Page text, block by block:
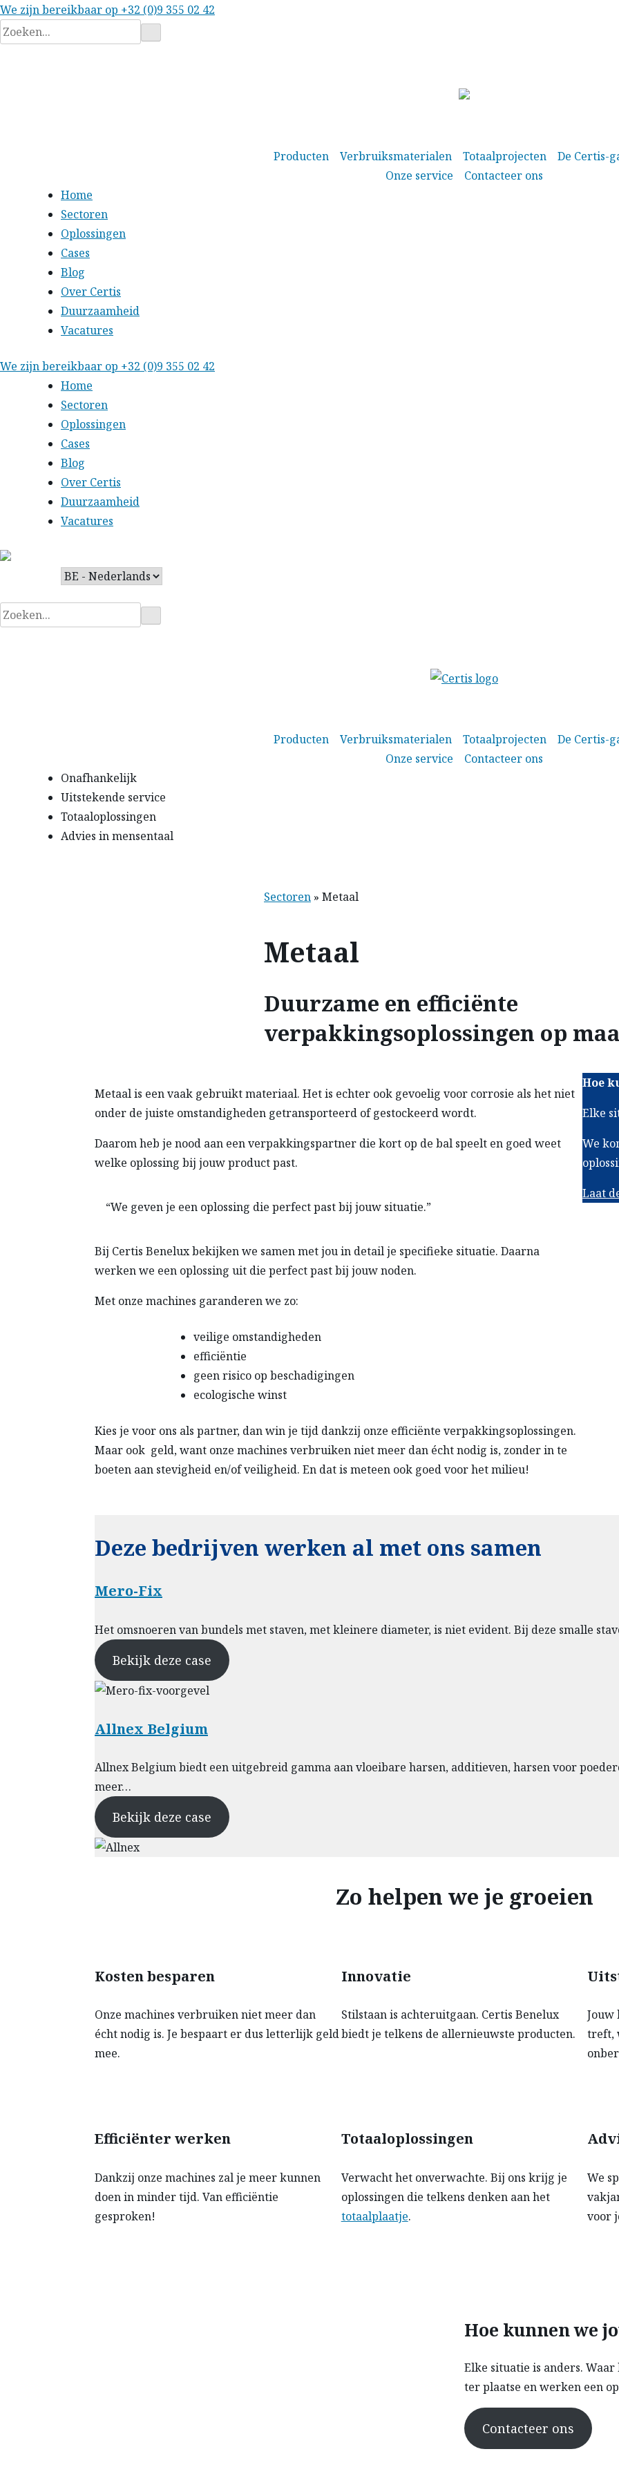
We zijn bereikbaar op +32 (0)9 355 02 42
Zoeken
naar:
Producten Verbruiksmaterialen Totaalprojecten
De Certis-
Onze service
Contacteer ons
Home
Sectoren
Oplossingen
Cases
Blog
Over Certis
Duurzaamheid
Vacatures
Skip
We zijn bereikbaar op +32 (0)9 355 02 42
Home
Sectoren
Oplossingen
Cases
Blog
Over Certis
Duurzaamheid
Vacatures
Zoeken
naar:
Producten Verbruiksmaterialen Totaalprojecten
De Certis-
Onze service
Contacteer ons
Onafhankelijk
Uitstekende service
Totaaloplossingen
Advies in mensentaal
Sectoren » Metaal
Metaal
Duurzame en efficiënte
verpakkingsoplossingen op
Metaal is een vaak gebruikt materiaal. Het is echter ook gevoelig voor corrosie als het niet
onder de juiste omstandigheden getransporteerd of gestockeerd wordt.
Daarom heb je nood aan een verpakkingspartner die kort op de bal speelt en goed weet
welke oplossing bij jouw product past.
“We geven je een oplossing die perfect past bij jouw situatie.”
Bij Certis Benelux bekijken we samen met jou in detail je specifieke situatie. Daarna
werken we een oplossing uit die perfect past bij jouw noden.
Met onze machines garanderen we zo:
veilige omstandigheden
efficiëntie
geen risico op beschadigingen
ecologische winst
Kies je voor ons als partner, dan win je tijd dankzij onze efficiënte verpakkingsoplossingen.
Maar ook geld, want onze machines verbruiken niet meer dan écht nodig is, zonder in te
boeten aan stevigheid en/of veiligheid. En dat is meteen ook goed voor het milieu!
Hoe
Elke
We
Laat
Deze bedrijven werken al met ons samen
Mero-Fix
Het omsnoeren van bundels met staven, met kleinere diameter, is niet evident. Bij deze smalle
Bekijk deze case
Allnex Belgium
Allnex Belgium biedt een uitgebreid gamma aan vloeibare harsen, additieven, harsen voor
meer…
Bekijk deze case
Zo helpen we je groeien
Kosten besparen
Onze machines verbruiken niet meer dan
écht nodig is. Je bespaart er dus letterlijk geld
mee.
Innovatie
Stilstaan is achteruitgaan. Certis Benelux
biedt je telkens de allernieuwste producten.
Jouw
treft,
Efficiënter werken
Dankzij onze machines zal je meer kunnen
doen in minder tijd. Van efficiëntie
gesproken!
Totaaloplossingen
Verwacht het onverwachte. Bij ons krijg je
oplossingen die telkens denken aan het
totaalplaatje.
We
voor
Hoe kunnen we
Elke situatie is anders.
ter plaatse en werken een
Contacteer ons